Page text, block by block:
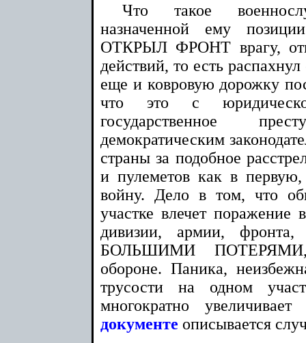
Что такое
назначенной ему
ОТКРЫЛ ФРОНТ врагу,
действий, то есть
еще и ковровую дорожку
что это с
государственное
демократическим
страны за подобное
и пулеметов как в
войну. Дело в том, что
участке влечет
дивизии, армии,
БОЛЬШИМИ
обороне. Паника,
трусости на одном
многократно
документе описывается